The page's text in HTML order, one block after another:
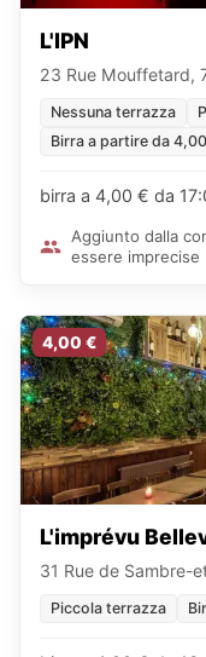
L'IPN
23 Rue Mouffetard,
Nessuna terrazza
Birra a partire da
birra a 4,00 € da
Aggiunto dalla
essere imprecise
4,00 €
L'imprévu
31 Rue de Sambre-
Piccola terrazza